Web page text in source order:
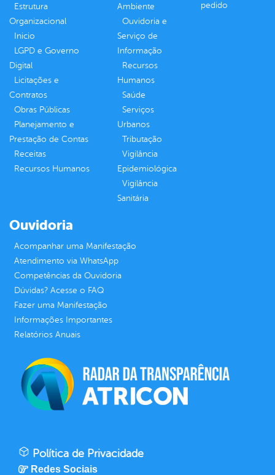
Estrutura
Organizacional
Inicio
LGPD e Governo
Digital
Licitações e
Contratos
Obras Públicas
Planejamento e
Prestação de Contas
Receitas
Recursos Humanos
Ambiente
Ouvidoria e
Serviço de
Informação
Recursos
Humanos
Saúde
Serviços
Urbanos
Tributação
Vigilância
Epidemiológica
Vigilância
Sanitária
pedido
Ouvidoria
Acompanhar uma Manifestação
Atendimento via WhatsApp
Competências da Ouvidoria
Dúvidas? Acesse o FAQ
Fazer uma Manifestação
Informações Importantes
Relatórios Anuais
Política de Privacidade
Redes Sociais